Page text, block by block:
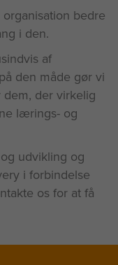
bedre
i den.
af
den måde gør vi
der virkelig
lærings- og
udvikling og
i forbindelse
os for at få